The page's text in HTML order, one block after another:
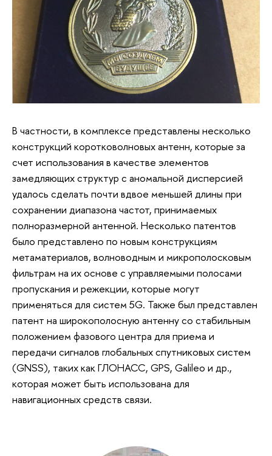
В частности, в комплексе представлены несколько
конструкций коротковолновых антенн, которые за
счет использования в качестве элементов
замедляющих структур с аномальной дисперсией
удалось сделать почти вдвое меньшей длины при
сохранении диапазона частот, принимаемых
полноразмерной антенной. Несколько патентов
было представлено по новым конструкциям
метаматериалов, волноводным и микрополосковым
фильтрам на их основе с управляемыми полосами
пропускания и режекции, которые могут
применяться для систем 5G. Также был представлен
патент на широкополосную антенну со стабильным
положением фазового центра для приема и
передачи сигналов глобальных спутниковых систем
(GNSS), таких как ГЛОНАСС, GPS, Galileo и др.,
которая может быть использована для
навигационных средств связи.